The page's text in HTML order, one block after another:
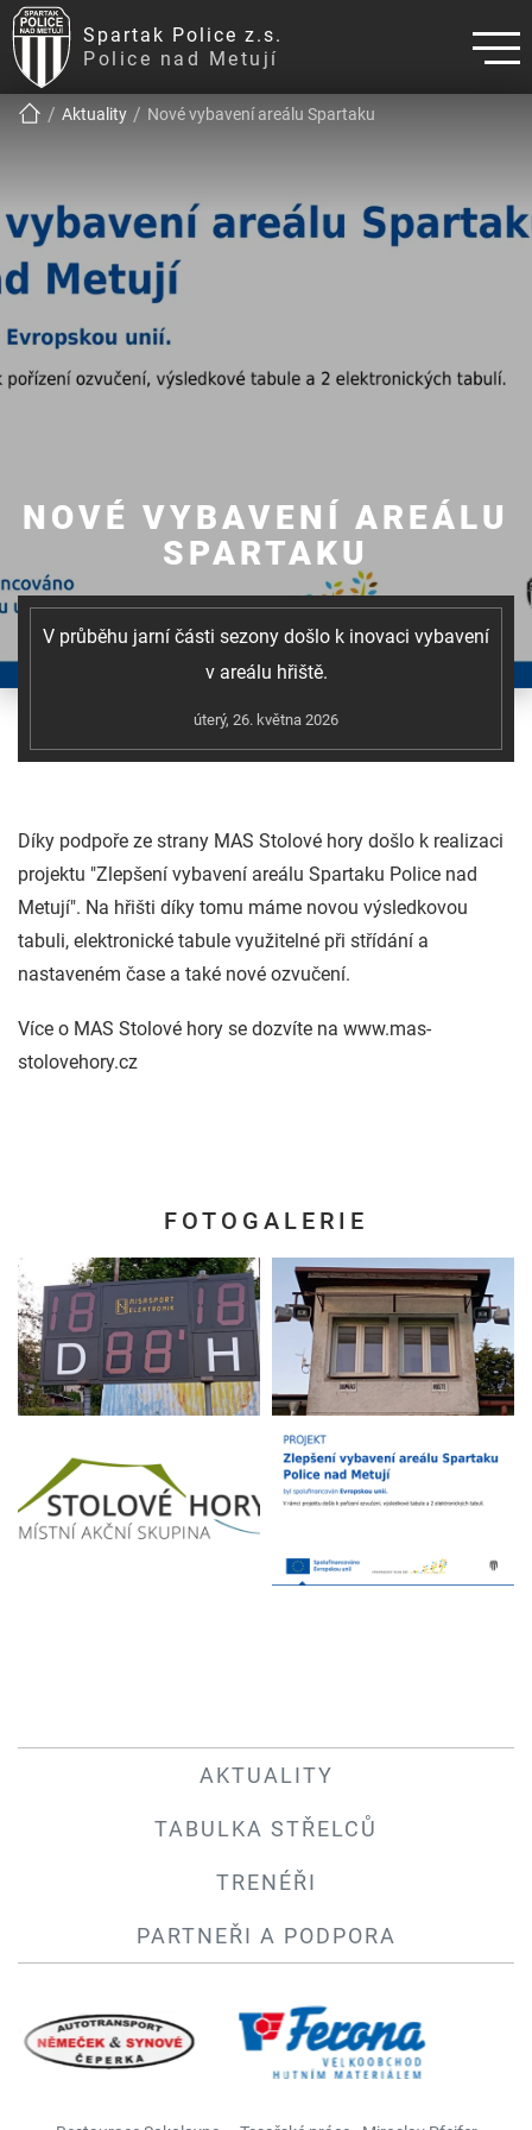
Spartak Police z.s.
Police nad Metují
!!!BREADCRUMB!!!
Aktuality Nové vybavení areálu Spartaku
NOVÉ VYBAVENÍ AREÁLU
SPARTAKU
V průběhu jarní části sezony došlo k inovaci vybavení
v areálu hřiště.
úterý, 26. května 2026
Díky podpoře ze strany MAS Stolové hory došlo k realizaci
projektu "Zlepšení vybavení areálu Spartaku Police nad
Metují". Na hřišti díky tomu máme novou výsledkovou
tabuli, elektronické tabule využitelné při střídání a
nastaveném čase a také nové ozvučení.
Více o MAS Stolové hory se dozvíte na www.mas-
stolovehory.cz
FOTOGALERIE
AKTUALITY
TABULKA STŘELCŮ
TRENÉŘI
PARTNEŘI A PODPORA